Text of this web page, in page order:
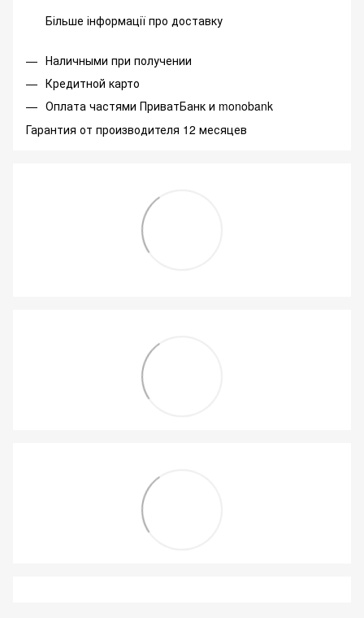
Більше інформації про доставку
Наличными при получении
Кредитной карто
Оплата частями ПриватБанк и monobank
Гарантия от производителя 12 месяцев